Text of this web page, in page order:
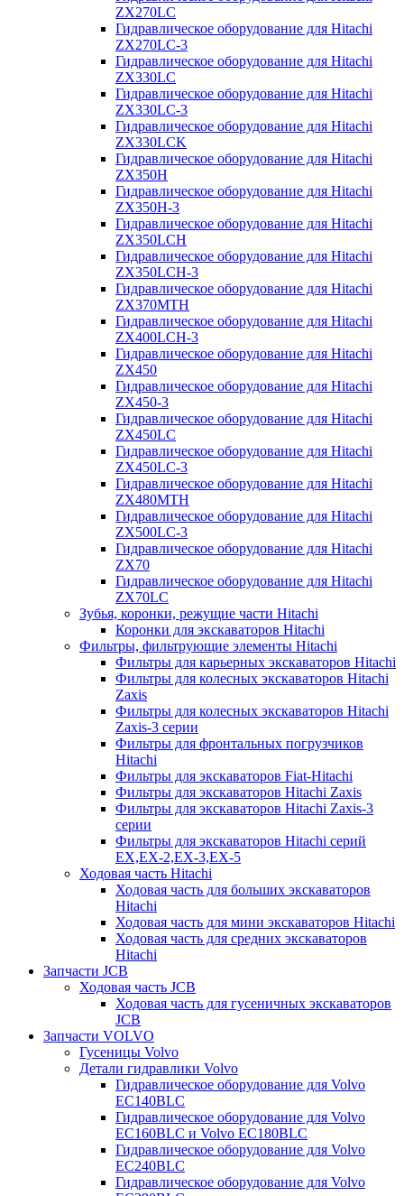
ZX270LC
Гидравлическое оборудование для Hitachi
ZX270LC-3
Гидравлическое оборудование для Hitachi
ZX330LC
Гидравлическое оборудование для Hitachi
ZX330LC-3
Гидравлическое оборудование для Hitachi
ZX330LCK
Гидравлическое оборудование для Hitachi
ZX350H
Гидравлическое оборудование для Hitachi
ZX350H-3
Гидравлическое оборудование для Hitachi
ZX350LCH
Гидравлическое оборудование для Hitachi
ZX350LCH-3
Гидравлическое оборудование для Hitachi
ZX370MTH
Гидравлическое оборудование для Hitachi
ZX400LCH-3
Гидравлическое оборудование для Hitachi
ZX450
Гидравлическое оборудование для Hitachi
ZX450-3
Гидравлическое оборудование для Hitachi
ZX450LC
Гидравлическое оборудование для Hitachi
ZX450LC-3
Гидравлическое оборудование для Hitachi
ZX480MTH
Гидравлическое оборудование для Hitachi
ZX500LC-3
Гидравлическое оборудование для Hitachi
ZX70
Гидравлическое оборудование для Hitachi
ZX70LC
Зубья, коронки, режущие части Hitachi
Коронки для экскаваторов Hitachi
Фильтры, фильтрующие элементы Hitachi
Фильтры для карьерных экскаваторов Hitachi
Фильтры для колесных экскаваторов Hitachi
Zaxis
Фильтры для колесных экскаваторов Hitachi
Zaxis-3 серии
Фильтры для фронтальных погрузчиков
Hitachi
Фильтры для экскаваторов Fiat-Hitachi
Фильтры для экскаваторов Hitachi Zaxis
Фильтры для экскаваторов Hitachi Zaxis-3
серии
Фильтры для экскаваторов Hitachi серий
EX,EX-2,EX-3,EX-5
Ходовая часть Hitachi
Ходовая часть для больших экскаваторов
Hitachi
Ходовая часть для мини экскаваторов Hitachi
Ходовая часть для средних экскаваторов
Hitachi
Запчасти JCB
Ходовая часть JCB
Ходовая часть для гусеничных экскаваторов
JCB
Запчасти VOLVO
Гусеницы Volvo
Детали гидравлики Volvo
Гидравлическое оборудование для Volvo
EC140BLC
Гидравлическое оборудование для Volvo
EC160BLC и Volvo EC180BLC
Гидравлическое оборудование для Volvo
EC240BLC
Гидравлическое оборудование для Volvo